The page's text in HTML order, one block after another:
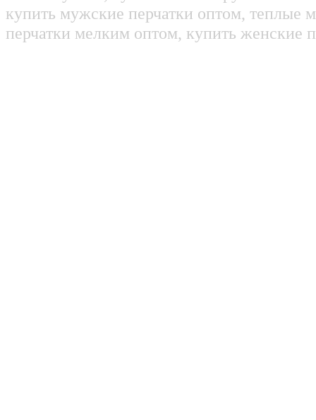
купить мужские перчатки оптом, теплые
перчатки мелким оптом, купить женские